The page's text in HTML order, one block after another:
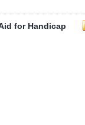
for Handicap